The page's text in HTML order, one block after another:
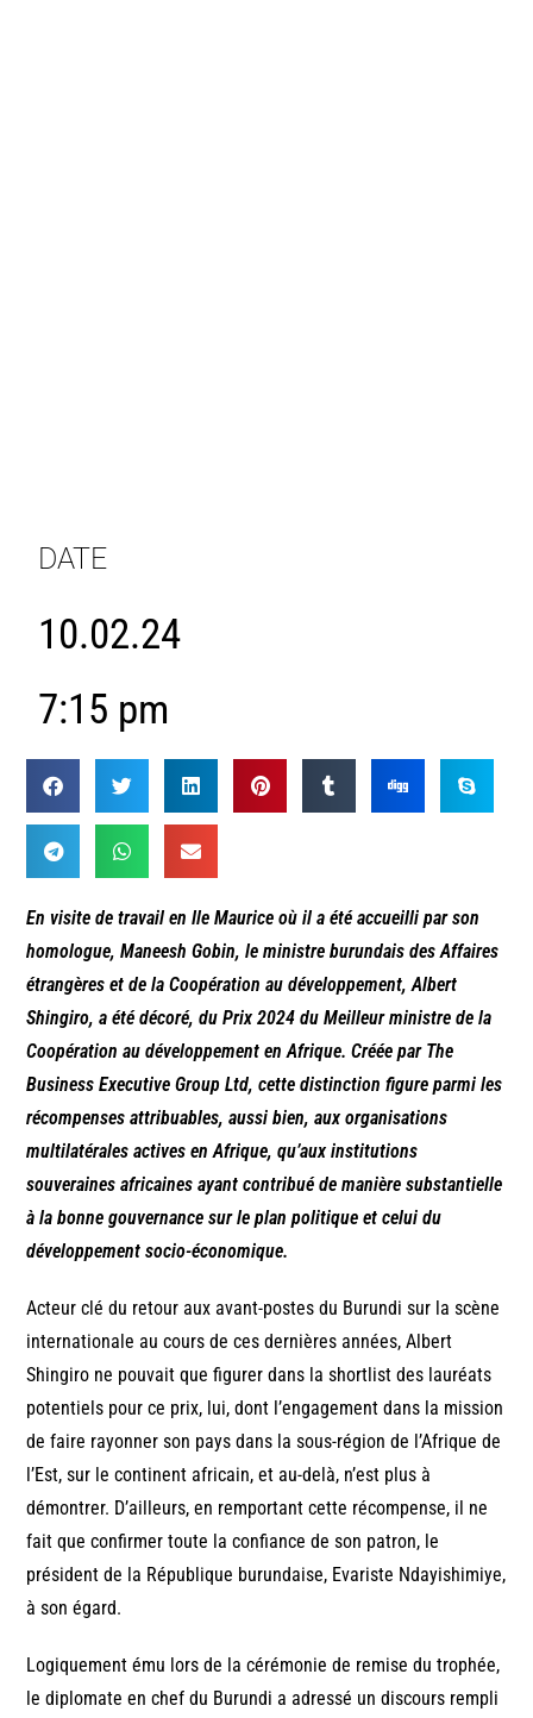
DATE
10.02.24
7:15 pm
En visite de travail en Ile Maurice où il a été accueilli par son
homologue, Maneesh Gobin, le ministre burundais des Affaires
étrangères et de la Coopération au développement, Albert
Shingiro, a été décoré, du Prix 2024 du Meilleur ministre de la
Coopération au développement en Afrique. Créée par The
Business Executive Group Ltd, cette distinction figure parmi les
récompenses attribuables, aussi bien, aux organisations
multilatérales actives en Afrique, qu’aux institutions
souveraines africaines ayant contribué de manière substantielle
à la bonne gouvernance sur le plan politique et celui du
développement socio-économique.
Acteur clé du retour aux avant-postes du Burundi sur la scène
internationale au cours de ces dernières années, Albert
Shingiro ne pouvait que figurer dans la shortlist des lauréats
potentiels pour ce prix, lui, dont l’engagement dans la mission
de faire rayonner son pays dans la sous-région de l’Afrique de
l’Est, sur le continent africain, et au-delà, n’est plus à
démontrer. D’ailleurs, en remportant cette récompense, il ne
fait que confirmer toute la confiance de son patron, le
président de la République burundaise, Evariste Ndayishimiye,
à son égard.
Logiquement ému lors de la cérémonie de remise du trophée,
le diplomate en chef du Burundi a adressé un discours rempli